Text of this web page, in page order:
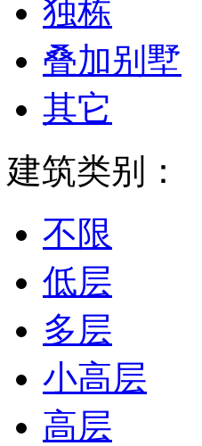
独栋
叠加别墅
其它
建筑类别：
不限
低层
多层
小高层
高层